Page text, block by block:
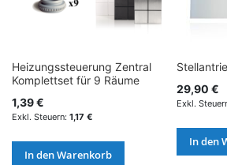
Heizungssteuerung Zentral
Komplettset für 9 Räume
1,39 €
1,17 €
In den Warenkorb
29,90 €
In den